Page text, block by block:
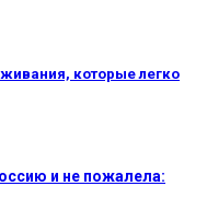
которые легко
и не пожалела: